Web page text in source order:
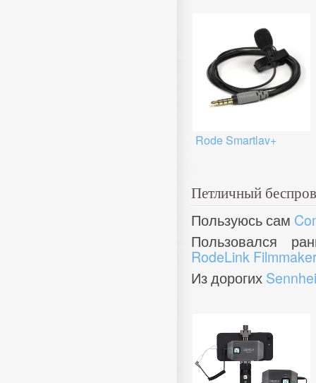
Rode Smartlav+
Петличный
Пользуюсь сам
Пользовался
RodeLink
Из дорогих